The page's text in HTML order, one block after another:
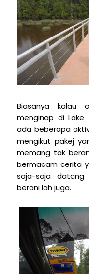
Biasanya kalau
menginap di Lake
ada beberapa
mengikut pakej
memang tak
bermacam cerita
saja-saja datang
berani lah juga.